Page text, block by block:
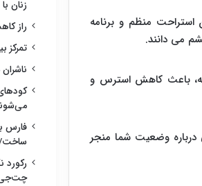
استراحت منظم و برنامه
می دانند.
باعث کاهش استرس و
درباره وضعیت شما منجر
زنان
راز
تمرکز
فارس
ساخت/
رکورد